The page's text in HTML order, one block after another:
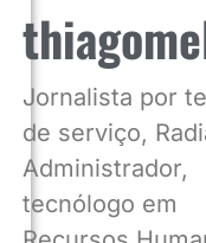
Jornalista por
de serviço,
Administrador,
tecnólogo em